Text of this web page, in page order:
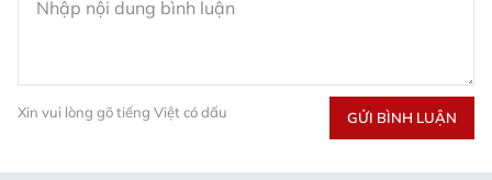
Xin vui lòng gõ tiếng Việt có dấu GỬI BÌNH LUẬN